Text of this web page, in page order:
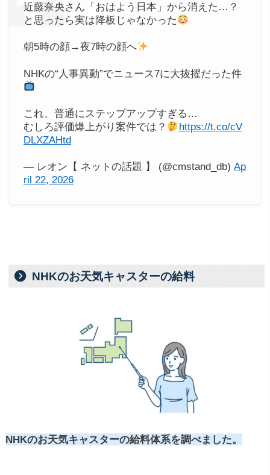
近藤奈央さん「おはよう日本」から消えた…？
と思ったら実は降板じゃなかった
朝5時の顔→夜7時の顔へ
NHKの“人事異動”でニュース7に大抜擢だった件
これ、普通にステップアップすぎる…
むしろ評価爆上がり案件では？
https://t.co/cV
DLXZAHtd
— レオン【 ネットの話題 】 (@cmstand_db) Ap
ril 22, 2026
NHKのお天気キャスターの給料
NHKのお天気キャスターの給料体系を調べました。